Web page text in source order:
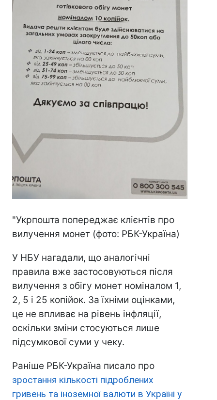
"Укрпошта попереджає клієнтів про
вилучення монет (фото: РБК-Україна)
У НБУ нагадали, що аналогічні
правила вже застосовуються після
вилучення з обігу монет номіналом 1,
2, 5 і 25 копійок. За їхніми оцінками,
це не впливає на рівень інфляції,
оскільки зміни стосуються лише
підсумкової суми у чеку.
Раніше РБК-Україна писало про
зростання кількості підроблених
гривень та іноземної валюти в Україні у